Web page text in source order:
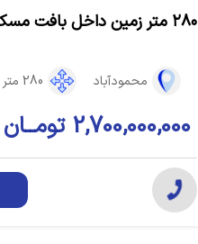
۲۸۰ متر زمین داخل بافت مسکونی
محمودآباد 280 متر
2,700,000,000 تومــان